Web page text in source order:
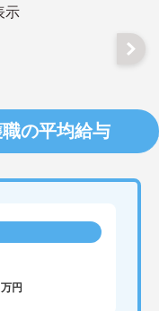
示
の平均給与
万円